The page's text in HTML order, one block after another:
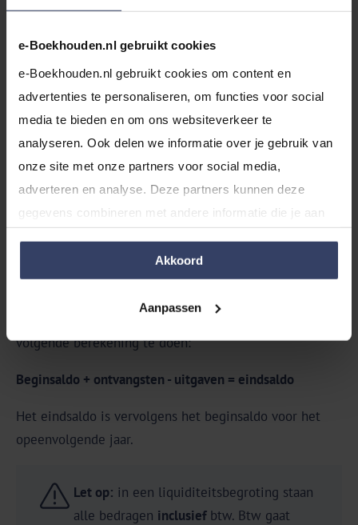
e-Boekhouden.nl gebruikt cookies
e-Boekhouden.nl gebruikt cookies om content en
advertenties te personaliseren, om functies voor social
media te bieden en om ons websiteverkeer te
analyseren. Ook delen we informatie over je gebruik van
onze site met onze partners voor social media,
adverteren en analyse. Deze partners kunnen deze
gegevens combineren met andere informatie die je aan
van jouw gebruik van hun services.
Akkoord
Aanpassen
marketing)
Investeringen (bijvoorbeeldvolledigeaankoop
laptop of machines -> geen afschrijvingen!)
Privéopnames(het loon dat je naar je privérekening
overschrijft voor je levensonderhoud)
Stap 4: Verwerk belastingen
Neem in je begroting ook de btw-aangifte
(afdracht van
ontvangen btw), vpb- enIB-belastingen(de aanslagen
die je verwacht dit jaar) mee.
Dit doe je eenvoudig door in bovenstaand schema de
volgende berekening te doen:
Beginsaldo + ontvangsten - uitgaven = eindsaldo
Het eindsaldo is vervolgens het beginsaldo voor het
opeenvolgende jaar.
Let op: in een liquiditeitsbegroting staan
alle bedragen inclusiefbtw. Btw gaat